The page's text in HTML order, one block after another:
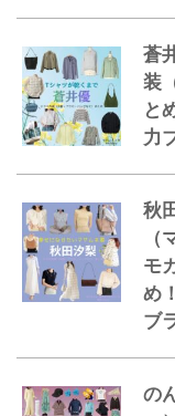
蒼
装
と
力
秋
モ
め
ブ
の